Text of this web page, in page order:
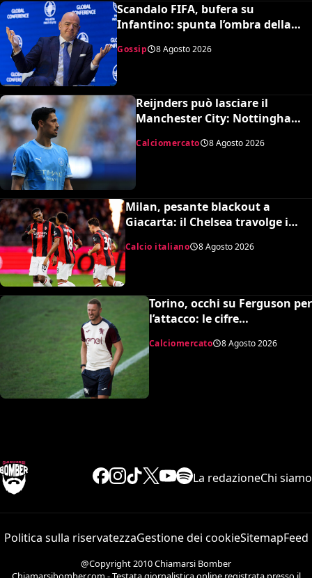
Scandalo FIFA, bufera su
Infantino: spunta l’ombra della
UEFA
Gossip 8 Agosto 2026
Reijnders può lasciare il
Manchester City: Nottingham
Calciomercato 8 Agosto 2026
Milan, pesante blackout a
Giacarta: il Chelsea travolge i
rossoneri 3-0 in amichevole
Calcio italiano 8 Agosto 2026
Torino, occhi su Ferguson per
l’attacco: le cifre
Calciomercato 8 Agosto 2026
La redazioneChi siamo
Politica sulla riservatezzaGestione dei cookieSitemapFeed
@Copyright 2010 Chiamarsi Bomber